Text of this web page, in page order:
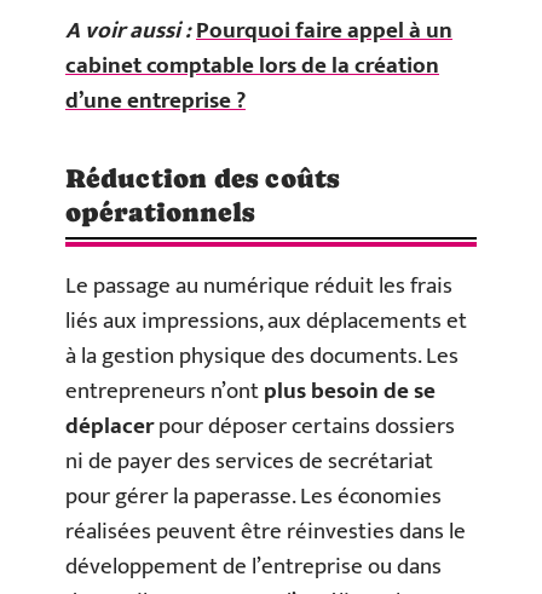
A voir aussi :Pourquoi faire appel à un
cabinet comptable lors de la création
d’une entreprise ?
Réduction des coûts
opérationnels
Le passage au numérique réduit les frais
liés aux impressions, aux déplacements et
à la gestion physique des documents. Les
entrepreneurs n’ontplus besoin de se
déplacerpour déposer certains dossiers
ni de payer des services de secrétariat
pour gérer la paperasse. Les économies
réalisées peuvent être réinvesties dans le
développement de l’entreprise ou dans